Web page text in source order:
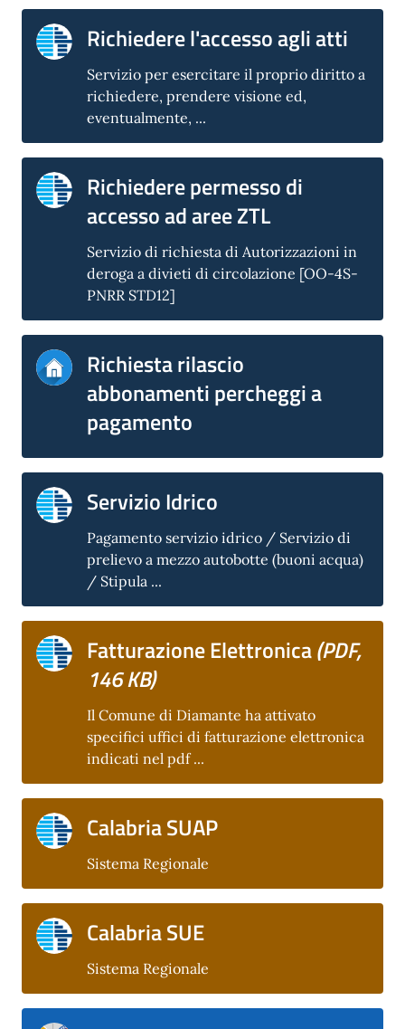
Richiedere l'accesso agli atti
Servizio per esercitare il proprio diritto a
richiedere, prendere visione ed,
eventualmente, ...
Richiedere permesso di
accesso ad aree ZTL
Servizio di richiesta di Autorizzazioni in
deroga a divieti di circolazione [OO-4S-
PNRR STD12]
Richiesta rilascio
abbonamenti percheggi a
pagamento
Servizio Idrico
Pagamento servizio idrico / Servizio di
prelievo a mezzo autobotte (buoni acqua)
/ Stipula ...
Fatturazione Elettronica(PDF,
146 KB)
Il Comune di Diamante ha attivato
specifici uffici di fatturazione elettronica
indicati nel pdf ...
Calabria SUAP
Sistema Regionale
Calabria SUE
Sistema Regionale